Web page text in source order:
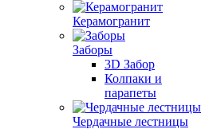
Керамогранит
Заборы
3D Забор
Колпаки и
парапеты
Чердачные лестницы